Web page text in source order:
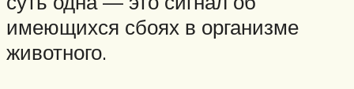
имеющихся сбоях в организме
животного.